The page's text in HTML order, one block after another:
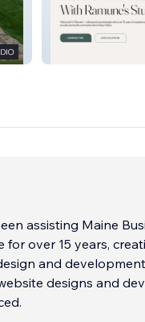
assisting Maine
for over 15 years,
and
designs and